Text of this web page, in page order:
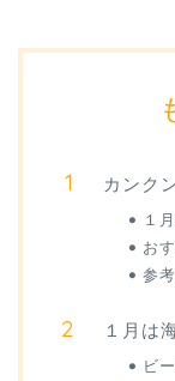
カンク
１
お
参
１月は
ビ